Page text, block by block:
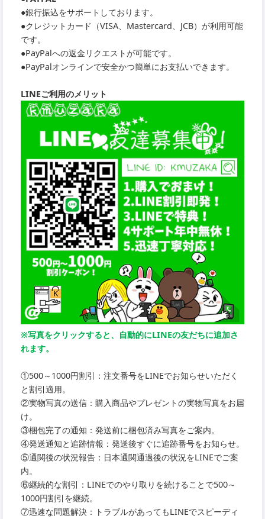
●銀行振込をサポートしております。
●クレジットカード（VISA、Mastercard、JCB）が利用可能
です。
●PayPalへの返金リクエストが可能です。
●PayPalオンラインで安全かつ簡単にお支払いできます。
LINEご利用のメリット
※写真をクリックすると、自動的にLINEの友だちに追加さ
れます。
①500～1000円割引：注文番号をLINEでお知らせいただく
と割引適用。
②実物写真の送信：購入商品やプレゼントの実物写真をお届
け。
③梱包完了の通知：発送前に梱包済み写真をご案内。
④発送通知と追跡情報：発送後すぐに追跡番号をお知らせ。
⑤通関後の状況報告：日本通関通過後の状況をLINEでご案
内。
⑥継続的な割引：LINEでのやり取りを続けることで500～
1000円割引を継続。
⑦迅速な問題解決：トラブルがあってもLINEでスピーディ